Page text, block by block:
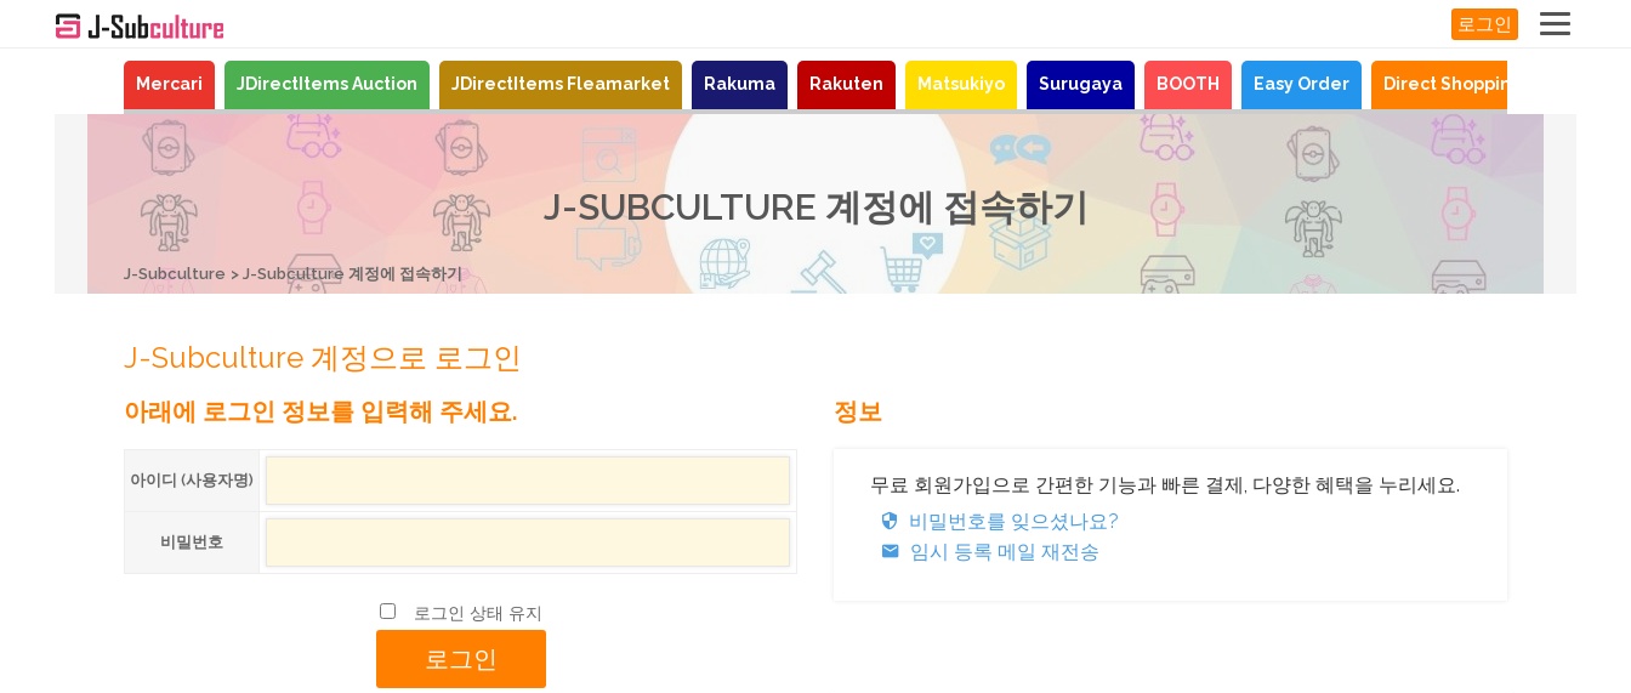
로그인
Mercari JDirectItems Auction JDirectItems Fleamarket Rakuma Rakuten Matsukiyo Surugaya BOOTH Easy Order Direct Shopping
J-SUBCULTURE 계정에 접속하기
J-Subculture J-Subculture 계정에 접속하기
J-Subculture 계정으로 로그인
아래에 로그인 정보를 입력해 주세요.
아이디 (사용자명)
비밀번호
로그인 상태 유지
정보
무료 회원가입으로 간편한 기능과 빠른 결제, 다양한 혜택을 누리세요.
비밀번호를 잊으셨나요?
임시 등록 메일 재전송